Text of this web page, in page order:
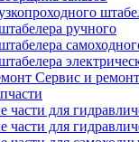
ручного
Сервис и ремонт
части для
части для